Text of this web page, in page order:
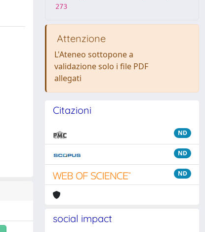
273
Attenzione
L'Ateneo sottopone a
validazione solo i file PDF
allegati
Citazioni
ND
ND
ND
social impact